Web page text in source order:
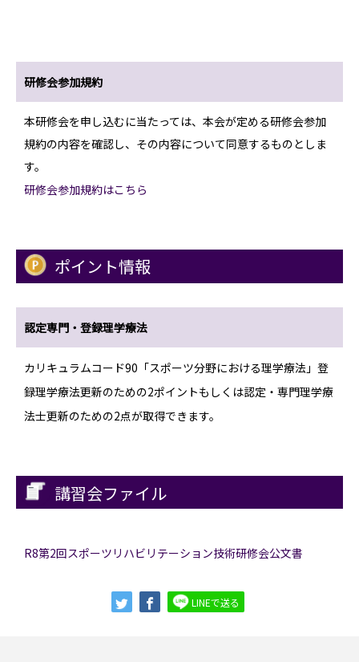
研修会参加規約
本研修会を申し込むに当たっては、本会が定める研修会参加
規約の内容を確認し、その内容について同意するものとしま
す。
研修会参加規約はこちら
ポイント情報
認定専門・登録理学療法
カリキュラムコード90「スポーツ分野における理学療法」登
録理学療法更新のための2ポイントもしくは認定・専門理学療
法士更新のための2点が取得できます。
講習会ファイル
R8第2回スポーツリハビリテーション技術研修会公文書
LINEで送る